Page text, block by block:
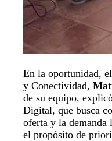
En la oportunidad,
y Conectividad,
de su equipo,
Digital, que busca
oferta y la demanda
el propósito de